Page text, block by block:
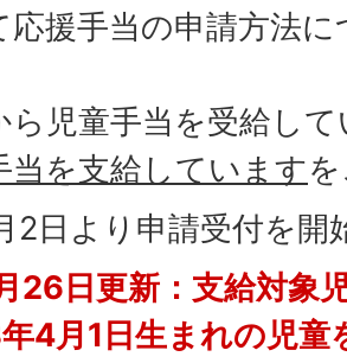
応援手当の申請方法
ら児童手当を受給し
当を支給しています
2日より申請受付を開
26日更新：支給対象
4月1日生まれの児童